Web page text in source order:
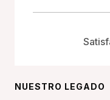
NUESTRO LEGADO